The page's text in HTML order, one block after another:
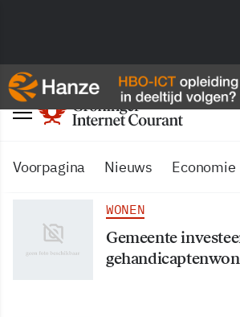
Voorpagina Nieuws Economie
WONEN
Gemeente